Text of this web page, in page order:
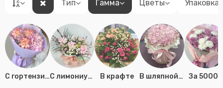
Тип Гамма Цветы Упаковка
C гортензией C лимониумом В крафте В шляпной коробке За 5000